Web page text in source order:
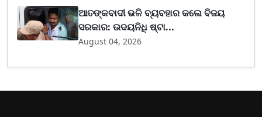
ଆତଙ୍କବାଦୀ ଭଳି ବ୍ୟବହାର କଲେ ବିଜୟ
ସରକାର: ଉଦୟନିଧି ଷ୍ଟା...
August 04, 2026